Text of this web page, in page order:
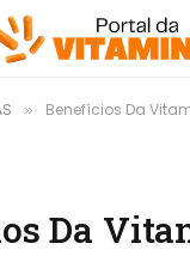
» Benefícios Da
Da